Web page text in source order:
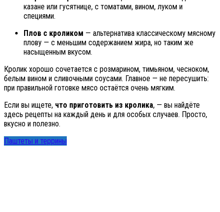
казане или гусятнице, с томатами, вином, луком и
специями.
Плов с кроликом — альтернатива классическому мясному
плову — с меньшим содержанием жира, но таким же
насыщенным вкусом.
Кролик хорошо сочетается с розмарином, тимьяном, чесноком,
белым вином и сливочными соусами. Главное — не пересушить:
при правильной готовке мясо остаётся очень мягким.
Если вы ищете, что приготовить из кролика, — вы найдёте
здесь рецепты на каждый день и для особых случаев. Просто,
вкусно и полезно.
Паштеты и террины